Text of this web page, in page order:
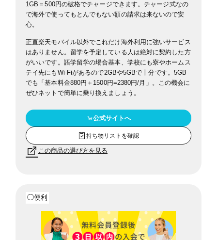
1GB＝500円の破格でチャージできます。チャージ式なの
で海外で使ってもとんでもない額の請求は来ないので安
心。
正直楽天モバイル以外でこれだけ海外利用に強いサービス
はありません。留学を予定している人は絶対に契約した方
がいいです。語学留学の場合基本、学校にも寮やホームス
テイ先にもWi-Fiがあるので2GBや5GBで十分です。 5GB
でも「基本料金880円＋1500円=2380円/月」。この機会に
ぜひネットで簡単に乗り換えましょう。
公式サイトへ
持ち物リストを確認
この商品の選び方を見る
◯便利